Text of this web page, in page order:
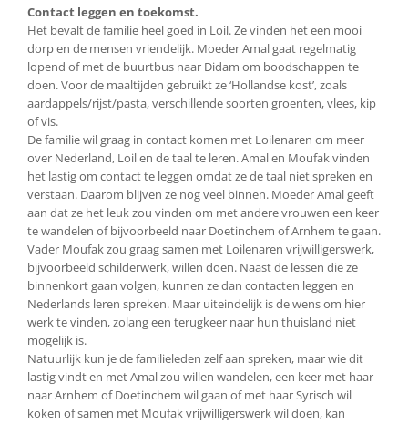
Contact leggen en toekomst.
Het bevalt de familie heel goed in Loil. Ze vinden het een mooi
dorp en de mensen vriendelijk. Moeder Amal gaat regelmatig
lopend of met de buurtbus naar Didam om boodschappen te
doen. Voor de maaltijden gebruikt ze ‘Hollandse kost’, zoals
aardappels/rijst/pasta, verschillende soorten groenten, vlees, kip
of vis.
De familie wil graag in contact komen met Loilenaren om meer
over Nederland, Loil en de taal te leren. Amal en Moufak vinden
het lastig om contact te leggen omdat ze de taal niet spreken en
verstaan. Daarom blijven ze nog veel binnen. Moeder Amal geeft
aan dat ze het leuk zou vinden om met andere vrouwen een keer
te wandelen of bijvoorbeeld naar Doetinchem of Arnhem te gaan.
Vader Moufak zou graag samen met Loilenaren vrijwilligerswerk,
bijvoorbeeld schilderwerk, willen doen. Naast de lessen die ze
binnenkort gaan volgen, kunnen ze dan contacten leggen en
Nederlands leren spreken. Maar uiteindelijk is de wens om hier
werk te vinden, zolang een terugkeer naar hun thuisland niet
mogelijk is.
Natuurlijk kun je de familieleden zelf aan spreken, maar wie dit
lastig vindt en met Amal zou willen wandelen, een keer met haar
naar Arnhem of Doetinchem wil gaan of met haar Syrisch wil
koken of samen met Moufak vrijwilligerswerk wil doen, kan